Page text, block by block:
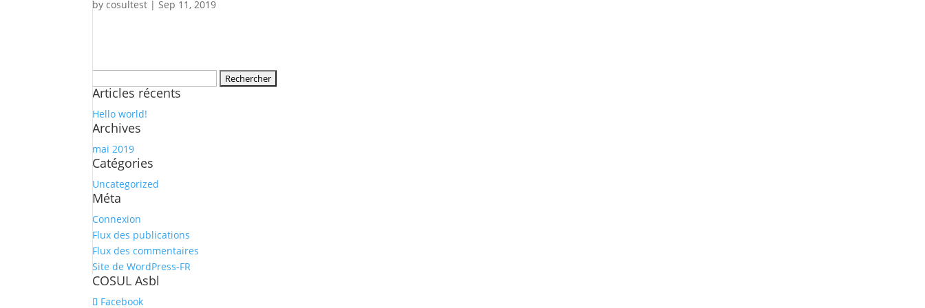
bycosultest |Sep 11, 2019
Articles récents
Hello world!
Archives
mai 2019
Catégories
Uncategorized
Méta
Connexion
Flux des publications
Flux des commentaires
Site de WordPress-FR
COSUL Asbl
Facebook